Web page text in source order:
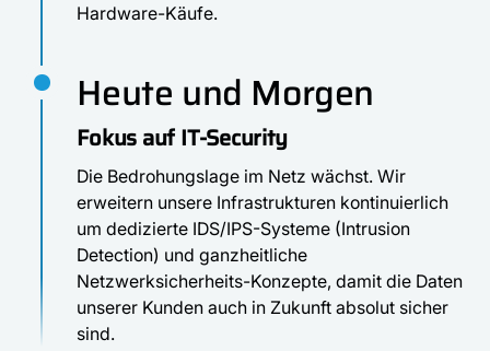
Hardware-Käufe.
Heute und Morgen
Fokus auf IT-Security
Die Bedrohungslage im Netz wächst. Wir
erweitern unsere Infrastrukturen kontinuierlich
um dedizierte IDS/IPS-Systeme (Intrusion
Detection) und ganzheitliche
Netzwerksicherheits-Konzepte, damit die Daten
unserer Kunden auch in Zukunft absolut sicher
sind.